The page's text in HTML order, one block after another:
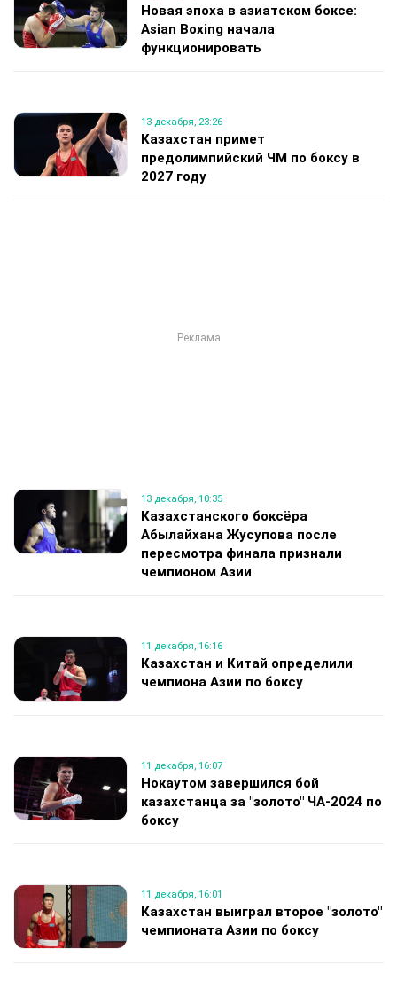
Новая эпоха в азиатском боксе:
Asian Boxing начала
функционировать
13 декабря, 23:26
Казахстан примет
предолимпийский ЧМ по боксу в
2027 году
13 декабря, 10:35
Казахстанского боксёра
Абылайхана Жусупова после
пересмотра финала признали
чемпионом Азии
11 декабря, 16:16
Казахстан и Китай определили
чемпиона Азии по боксу
11 декабря, 16:07
Нокаутом завершился бой
казахстанца за "золото" ЧА-2024 по
боксу
11 декабря, 16:01
Казахстан выиграл второе "золото"
чемпионата Азии по боксу